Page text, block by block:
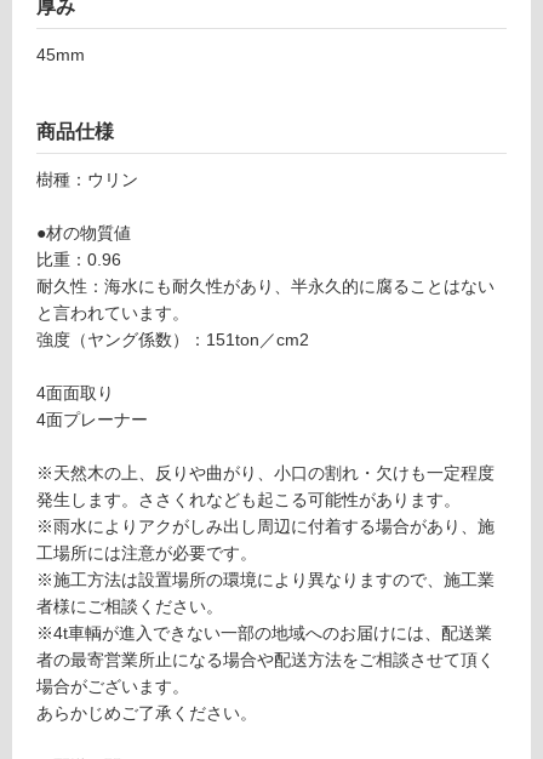
グ
土足・遮
音・床暖
対
し
い
る
し
い
る
が
制
限
あ
り
の
為
注
厚み
45mm
商品仕様
樹種：ウリン
●材の物質値
比重：0.96
耐久性：海水にも耐久性があり、半永久的に腐ることはない
と言われています。
強度（ヤング係数）：151ton／cm2
4面面取り
4面プレーナー
※天然木の上、反りや曲がり、小口の割れ・欠けも一定程度
発生します。ささくれなども起こる可能性があります。
※雨水によりアクがしみ出し周辺に付着する場合があり、施
工場所には注意が必要です。
※施工方法は設置場所の環境により異なりますので、施工業
者様にご相談ください。
※4t車輌が進入できない一部の地域へのお届けには、配送業
者の最寄営業所止になる場合や配送方法をご相談させて頂く
場合がございます。
あらかじめご了承ください。